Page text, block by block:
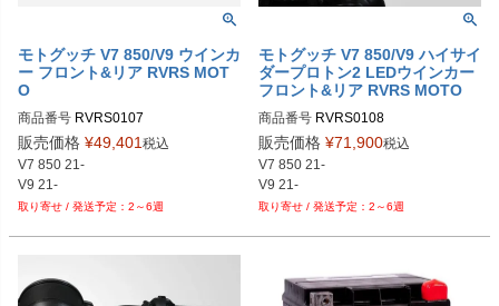
モトグッチ V7 850/V9 ウインカ
ー フロント&リア RVRS MOT
O
商品番号 RVRS0107
販売価格 ¥49,401税込
V7 850 21-
V9 21-
2～6週
モトグッチ V7 850/V9 ハイサイ
ダープロトン2 LEDウインカー
フロント&リア RVRS MOTO
商品番号
販売価格 ¥71,900税込
V7 850 21-
V9 21-
2～6週